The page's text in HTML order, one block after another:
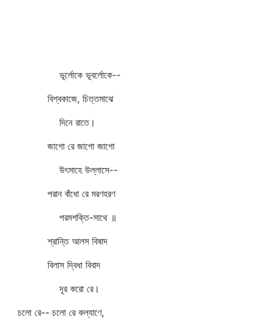
ভূর্লোকে ভূবর্লোকে--
বিশ্বকাজে, চিত্তমাঝে
দিনে রাতে।
জাগো রে জাগো জাগো
উৎসাহে উল্লাসে--
পরান বাঁধো রে মরণহরণ
পরমশক্তি-সাথে ॥
শ্রান্তি আলস বিষাদ
বিলাস দ্বিধা বিবাদ
দূর করো রে।
চলো রে-- চলো রে কল্যাণে,